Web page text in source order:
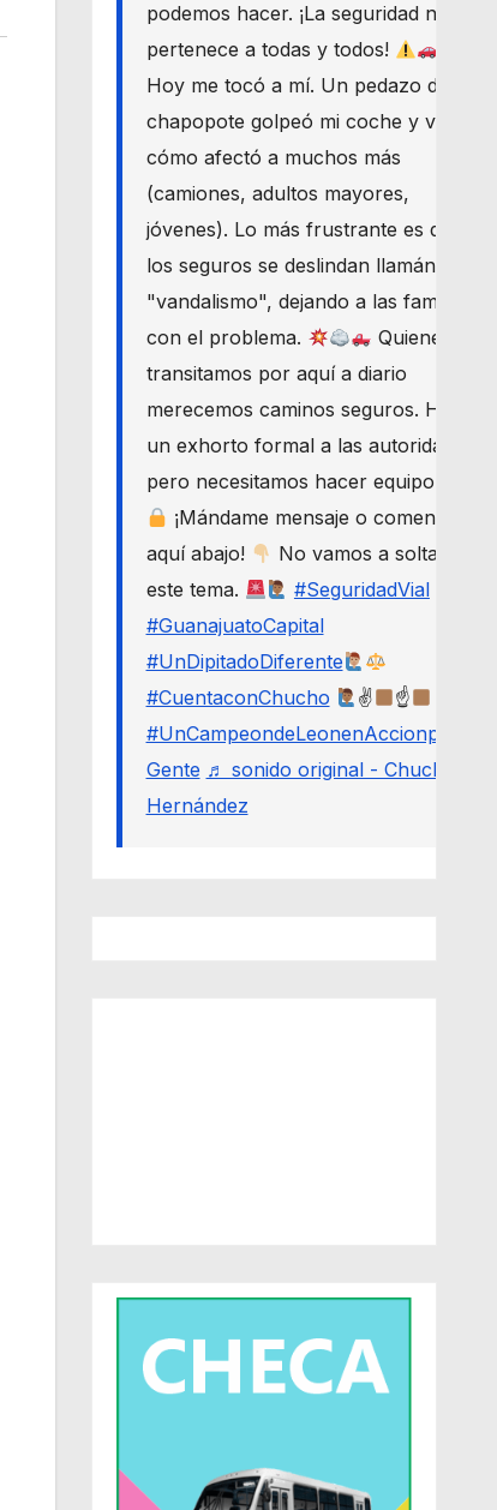
podemos hacer. ¡La seguridad nos
pertenece a todas y todos!
Hoy me tocó a mí. Un pedazo de
chapopote golpeó mi coche y vi
cómo afectó a muchos más
(camiones, adultos mayores,
jóvenes). Lo más frustrante es que
los seguros se deslindan llamándolo
"vandalismo", dejando a las familias
con el problema.
Quienes
transitamos por aquí a diario
merecemos caminos seguros. Haré
un exhorto formal a las autoridades,
pero necesitamos hacer equipo.
¡Mándame mensaje o comenta
aquí abajo!
No vamos a soltar
este tema.
#SeguridadVial
#GuanajuatoCapital
#UnDipitadoDiferente
#CuentaconChucho
✌
☝
#UnCampeondeLeonenAccionporLa
Gente ♬ sonido original - Chucho
Hernández